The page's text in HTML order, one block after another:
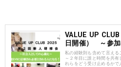
VALUE UP
日開催） ～参加
私の経験則も含めて言える
～２年目に誰と時間を共
れらをどう受け止めるかで